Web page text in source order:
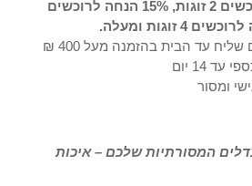
10% הנחה לרוכשים 2 זוגות, 15% הנחה לרוכשים
שליח עד הבית בהזמנה מעל 400 ₪
14 יום
ומסור
המסורתיות שלכם – איכות